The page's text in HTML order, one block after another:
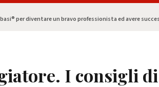
per diventare un bravo professionista ed avere
I consigli di